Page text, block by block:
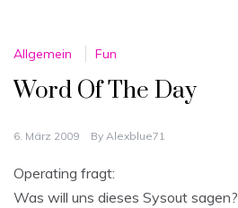
Allgemein Fun
Word Of The Day
6. März 2009 By Alexblue71
Operating fragt:
Was will uns dieses Sysout sagen?